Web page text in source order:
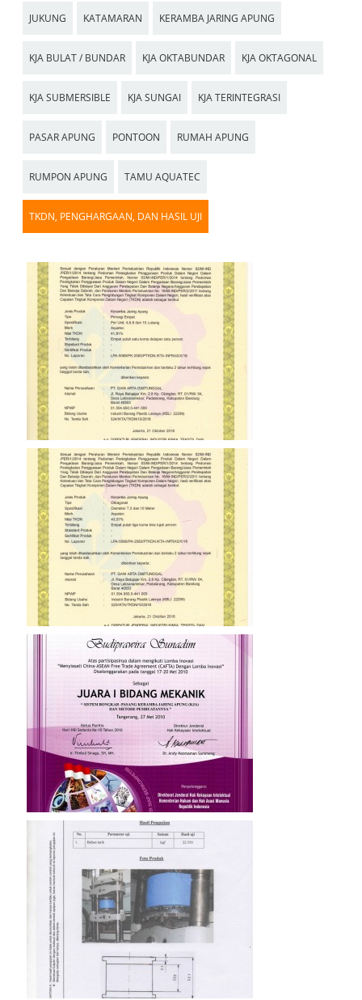
JUKUNG KATAMARAN KERAMBA JARING APUNG
KJA BULAT / BUNDAR KJA OKTABUNDAR KJA OKTAGONAL
KJA SUBMERSIBLE KJA SUNGAI KJA TERINTEGRASI
PASAR APUNG PONTOON RUMAH APUNG
RUMPON APUNG TAMU AQUATEC
TKDN, PENGHARGAAN, DAN HASIL UJI